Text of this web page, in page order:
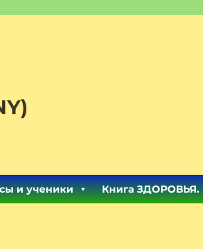
и ученики Книга ЗДОРОВЬЯ.